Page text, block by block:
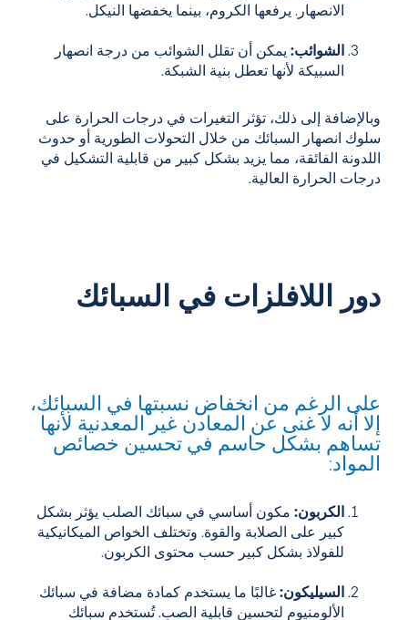
الانصهار. يرفعها الكروم، بينما يخفضها النيكل.
الشوائب: يمكن أن تقلل الشوائب من درجة انصهار
السبيكة لأنها تعطل بنية الشبكة.
وبالإضافة إلى ذلك، تؤثر التغيرات في درجات الحرارة على
سلوك انصهار السبائك من خلال التحولات الطورية أو حدوث
اللدونة الفائقة، مما يزيد بشكل كبير من قابلية التشكيل في
درجات الحرارة العالية.
دور اللافلزات في السبائك
على الرغم من انخفاض نسبتها في السبائك،
إلا أنه لا غنى عن المعادن غير المعدنية لأنها
تساهم بشكل حاسم في تحسين خصائص
المواد:
الكربون: مكون أساسي في سبائك الصلب يؤثر بشكل
كبير على الصلابة والقوة. وتختلف الخواص الميكانيكية
للفولاذ بشكل كبير حسب محتوى الكربون.
السيليكون: غالبًا ما يستخدم كمادة مضافة في سبائك
الألومنيوم لتحسين قابلية الصب. تُستخدم سبائك